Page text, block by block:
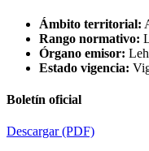
Ámbito territorial:
Rango normativo:
Órgano emisor:
Estado vigencia:
Boletín oficial
Descargar(PDF)